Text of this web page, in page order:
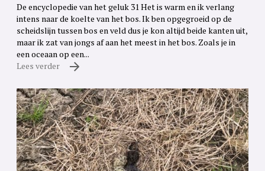
De encyclopedie van het geluk 31 Het is warm en ik verlang
intens naar de koelte van het bos. Ik ben opgegroeid op de
scheidslijn tussen bos en veld dus je kon altijd beide kanten uit,
maar ik zat van jongs af aan het meest in het bos. Zoals je in
een oceaan op een...
Lees verder